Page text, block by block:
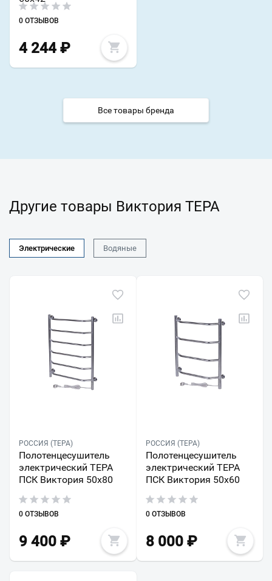
0 ОТЗЫВОВ
4 244 ₽
Все товары бренда
Другие товары Виктория ТЕРА
Электрические Водяные
РОССИЯ (ТЕРА)
Полотенцесушитель
электрический ТЕРА
ПСК Виктория 50х80
0 ОТЗЫВОВ
9 400 ₽
РОССИЯ (ТЕРА)
Полотенцесушитель
электрический ТЕРА
ПСК Виктория 50х60
0 ОТЗЫВОВ
8 000₽